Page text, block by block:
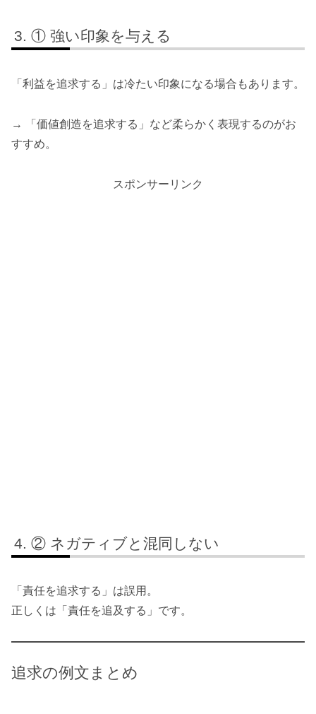
① 強い印象を与える
「利益を追求する」は冷たい印象になる場合もあります。
→ 「価値創造を追求する」など柔らかく表現するのがお
すすめ。
スポンサーリンク
② ネガティブと混同しない
「責任を追求する」は誤用。
正しくは「責任を追及する」です。
追求の例文まとめ